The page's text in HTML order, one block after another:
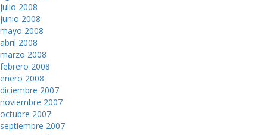
julio 2008
junio 2008
mayo 2008
abril 2008
marzo 2008
febrero 2008
enero 2008
diciembre 2007
noviembre 2007
octubre 2007
septiembre 2007